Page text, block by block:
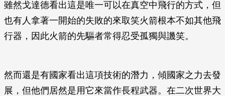
雖然戈達德看出這是唯一可以在真空中飛行的方式，但
也有人拿著一開始的失敗的來取笑火箭根本不如其他飛
行器，因此火箭的先驅者常得忍受孤獨與譏笑。
然而還是有國家看出這項技術的潛力，傾國家之力去發
展，但他們居然是用它來當作長程武器。在二次世界大